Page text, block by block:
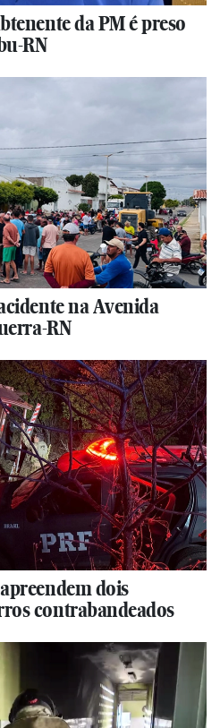
da PM é preso
RN
na Avenida
RN
dois
contrabandeados